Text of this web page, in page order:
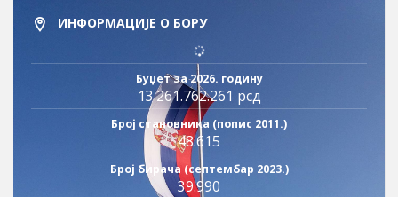
ИНФОРМАЦИЈЕ О БОРУ
Буџет за 2026. годину
13.261.762.261 рсд
Број становника (попис 2011.)
48.615
Број бирача (септембар 2023.)
39.990